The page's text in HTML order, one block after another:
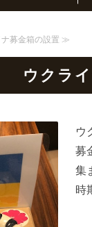
募金箱の設置 ≫
ウクラ
ウ
募
集
時